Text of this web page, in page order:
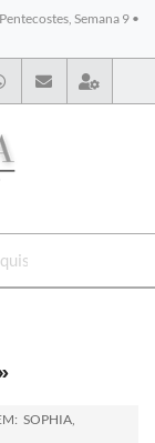
Semana 9 •
SOPHIA,